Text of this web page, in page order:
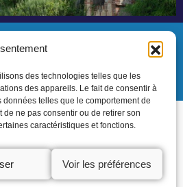
des technologies telles que les
des appareils. Le fait de consentir à
telles que le comportement de
ne pas consentir ou de retirer son
caractéristiques et fonctions.
Voir les préférences